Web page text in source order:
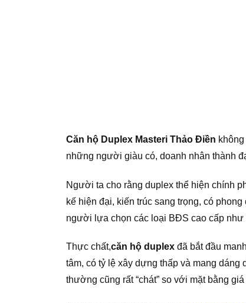
Căn hộ Duplex Masteri Thảo Điền
những người giàu có, doanh nhân thành
Người ta cho rằng duplex thể hiện chính
kế hiện đại, kiến trúc sang trọng, có
người lựa chọn các loại BĐS cao cấp như
Thực chất,căn hộ duplex đã bắt đầu
tâm, có tỷ lệ xây dựng thấp và mang
thường cũng rất “chát” so với mặt bằng giá